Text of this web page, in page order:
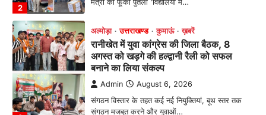
3
संगठन मजबूत करने और युवाओं…
अल्मोड़ा उत्तराखण्ड कुमाऊं ख़बरें
चौखुटिया में सेवा पखवाड़ा शिविर: 954 लोगों ने
लिया लाभ, 191 में से 182 शिकायतों का मौके
पर हुआ निस्तारण
Admin August 5, 2026
तड़ागताल में आयोजित सेवा पखवाड़ा शिविर में 954 लोगों